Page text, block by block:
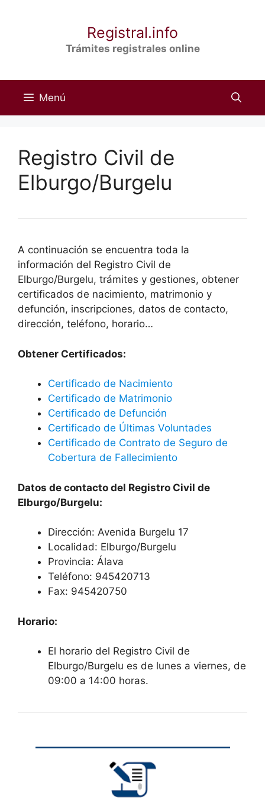
Registral.info
Trámites registrales online
Menú
Registro Civil de
Elburgo/Burgelu
A continuación se encuentra toda la
información del Registro Civil de
Elburgo/Burgelu, trámites y gestiones, obtener
certificados de nacimiento, matrimonio y
defunción, inscripciones, datos de contacto,
dirección, teléfono, horario…
Obtener Certificados:
Certificado de Nacimiento
Certificado de Matrimonio
Certificado de Defunción
Certificado de Últimas Voluntades
Certificado de Contrato de Seguro de
Cobertura de Fallecimiento
Datos de contacto del Registro Civil de
Elburgo/Burgelu:
Dirección: Avenida Burgelu 17
Localidad: Elburgo/Burgelu
Provincia: Álava
Teléfono: 945420713
Fax: 945420750
Horario:
El horario del Registro Civil de
Elburgo/Burgelu es de lunes a viernes, de
09:00 a 14:00 horas.